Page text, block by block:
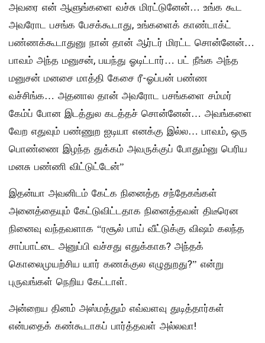
அவரை என் ஆளுங்களை வச்சு மிரட்டுனேன்… உங்க கூட
அவரோட பசங்க பேசக்கூடாது, உங்களைக் காண்டாக்ட்
பண்ணக்கூடாதுனு நான் தான் ஆர்டர் மிரட்ட சொன்னேன்…
பாவம் அந்த மனுசன், பயந்து ஓடிட்டார்… பட் நீங்க அந்த
மனுசன் மனசை மாத்தி கேசை ரீ-ஓப்பன் பண்ண
வச்சிங்க… அதனால தான் அவரோட பசங்களை சம்மர்
கேம்ப் போன இடத்துல கடத்தச் சொன்னேன்… அவங்களை
வேற எதுவும் பண்ணுற ஐடியா எனக்கு இல்ல… பாவம், ஒரு
பொண்ணை இழந்த துக்கம் அவருக்குப் போதும்னு பெரிய
மனசு பண்ணி விட்டுட்டேன்”
இதன்யா அவனிடம் கேட்க நினைத்த சந்தேகங்கள்
அனைத்தையும் கேட்டுவிட்டதாக நினைத்தவள் திடீரென
நினைவு வந்தவளாக “ரசூல் பாய் வீட்டுக்கு விஷம் கலந்த
சாப்பாட்டை அனுப்பி வச்சது எதுக்காக? அந்தக்
கொலைமுயற்சிய யார் கணக்குல எழுதுறது?” என்று
புருவங்கள் நெறிய கேட்டாள்.
அன்றைய தினம் அஸ்மத்தும் எவ்வளவு துடித்தார்கள்
என்பதைக் கண்கூடாகப் பார்த்தவள் அல்லவா!